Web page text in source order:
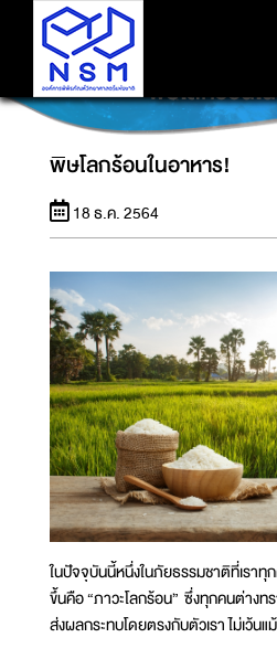
พิษโลกร้อนใ
พิษโลกร้อนในอาหาร!
18 ธ.ค. 2564
ในปัจจุบันนี้หนึ่งในภัยธรรมชาติที่เราทุ
ขึ้นคือ “ภาวะโลกร้อน” ซึ่งทุกคนต่าง
ส่งผลกระทบโดยตรงกับตัวเรา ไม่เว้น